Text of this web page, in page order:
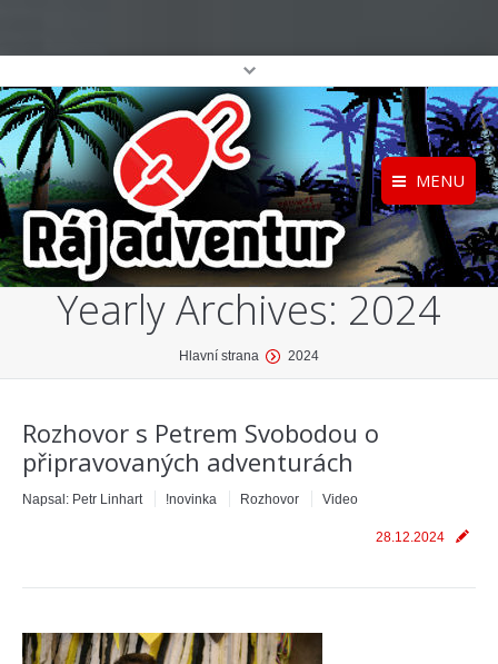
MENU
Registrace
Přihlášení
Home
O projektu
Katalog her
Yearly Archives: 2024
Hlavní strana 2024
Rozhovor s Petrem Svobodou o
připravovaných adventurách
Napsal: Petr Linhart !novinka Rozhovor Video
28.12.2024